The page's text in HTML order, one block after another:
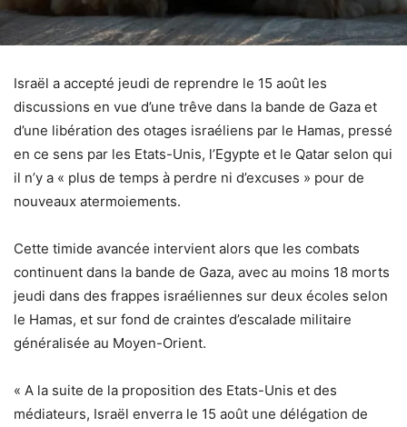
Israël a accepté jeudi de reprendre le 15 août les
discussions en vue d’une trêve dans la bande de Gaza et
d’une libération des otages israéliens par le Hamas, pressé
en ce sens par les Etats-Unis, l’Egypte et le Qatar selon qui
il n’y a « plus de temps à perdre ni d’excuses » pour de
nouveaux atermoiements.
Cette timide avancée intervient alors que les combats
continuent dans la bande de Gaza, avec au moins 18 morts
jeudi dans des frappes israéliennes sur deux écoles selon
le Hamas, et sur fond de craintes d’escalade militaire
généralisée au Moyen-Orient.
« A la suite de la proposition des Etats-Unis et des
médiateurs, Israël enverra le 15 août une délégation de